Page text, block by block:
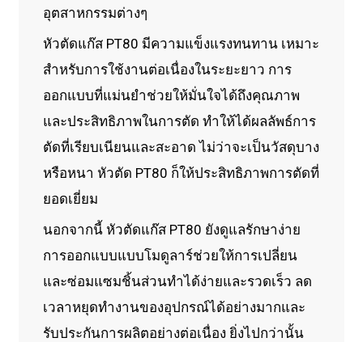
อุตสาหกรรมต่างๆ
หัวตัดแก๊ส PT80 มีความแข็งแรงทนทาน เหมาะ
สำหรับการใช้งานต่อเนื่องในระยะยาว การ
ออกแบบที่แม่นยำช่วยให้มั่นใจได้ถึงคุณภาพ
และประสิทธิภาพในการตัด ทำให้ได้ผลลัพธ์การ
ตัดที่เรียบเนียนและสะอาด ไม่ว่าจะเป็นวัสดุบาง
หรือหนา หัวตัด PT80 ก็ให้ประสิทธิภาพการตัดที่
ยอดเยี่ยม
นอกจากนี้ หัวตัดแก๊ส PT80 ยังดูแลรักษาง่าย
การออกแบบแบบโมดูลาร์ช่วยให้การเปลี่ยน
และซ่อมแซมชิ้นส่วนทำได้ง่ายและรวดเร็ว ลด
เวลาหยุดทำงานของอุปกรณ์ได้อย่างมากและ
รับประกันการผลิตอย่างต่อเนื่อง ยิ่งไปกว่านั้น